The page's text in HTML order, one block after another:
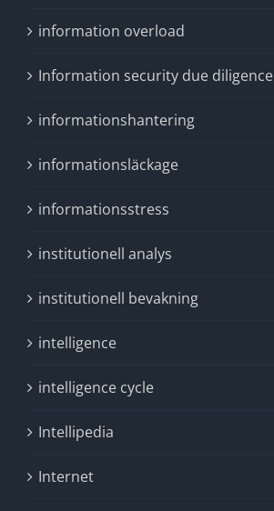
information overload
Information security due diligence
informationshantering
informationsläckage
informationsstress
institutionell analys
institutionell bevakning
intelligence
intelligence cycle
Intellipedia
Internet